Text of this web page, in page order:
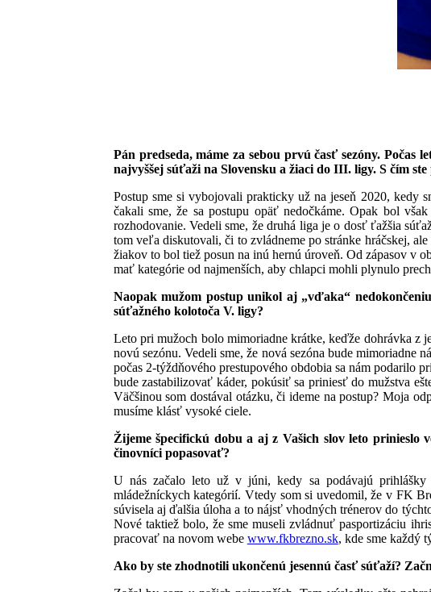
Pán predseda, máme za sebou prvú časť sezóny.
najvyššej súťaži na Slovensku a žiaci do III. ligy. S čím
Postup sme si vybojovali prakticky už na jeseň 2020, kedy
čakali sme, že sa postupu opäť nedočkáme. Opak bol
rozhodovanie. Vedeli sme, že druhá liga je o dosť ťažšia
tom veľa diskutovali, či to zvládneme po stránke hráčskej,
žiakov to bol tiež posun na inú hernú úroveň. Od zápasov v
mať kategórie od najmenších, aby chlapci mohli plynulo
Naopak mužom postup unikol aj „vďaka“
súťažného kolotoča V. ligy?
Leto pri mužoch bolo mimoriadne krátke, keďže dohrávka z
novú sezónu. Vedeli sme, že nová sezóna bude mimoriadne
počas 2-týždňového prestupového obdobia sa nám podarilo
bude zastabilizovať káder, pokúsiť sa priniesť do mužstva
Väčšinou som dostával otázku, či ideme na postup? Moja
musíme klásť vysoké ciele.
Žijeme špecifickú dobu a aj z Vašich slov leto
činovníci popasovať?
U nás začalo leto už v júni, kedy sa podávajú
mládežníckych kategórií. Vtedy som si uvedomil, že v FK
súvisela aj ďalšia úloha a to nájsť vhodných trénerov do
Nové taktiež bolo, že sme museli zvládnuť pasportizáciu
pracovať na novom webe www.fkbrezno.sk, kde sme každý
Ako by ste zhodnotili ukončenú jesennú časť súťaží?